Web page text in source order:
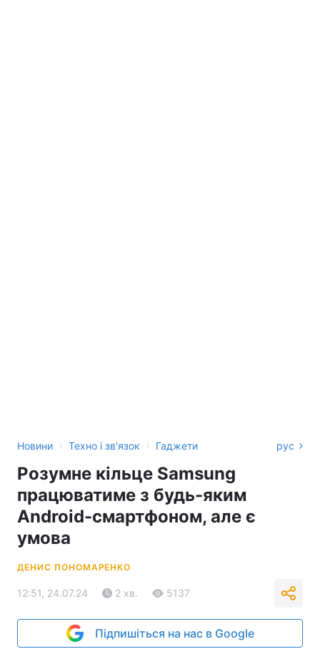
Новини › Техно і зв'язок › Гаджети рус
Розумне кільце Samsung
працюватиме з будь-яким
Android-смартфоном, але є
умова
ДЕНИС ПОНОМАРЕНКО
12:51, 24.07.24 2 хв. 5137
Підпишіться на нас в Google